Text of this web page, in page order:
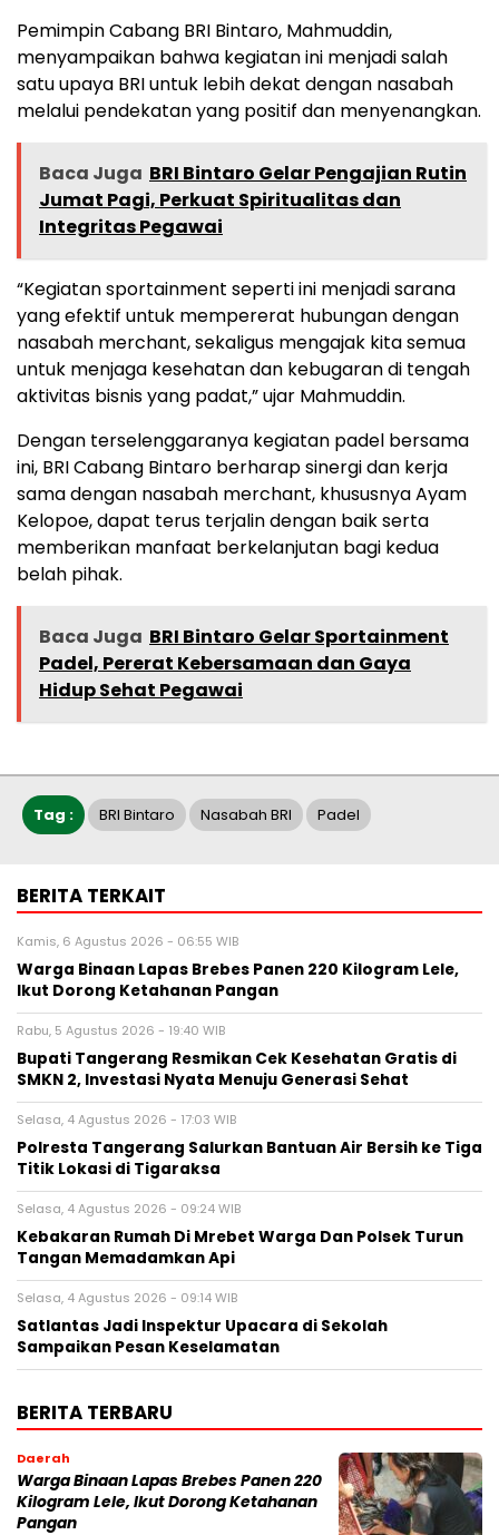
Pemimpin Cabang BRI Bintaro, Mahmuddin,
menyampaikan bahwa kegiatan ini menjadi salah
satu upaya BRI untuk lebih dekat dengan nasabah
melalui pendekatan yang positif dan menyenangkan.
Baca Juga BRI Bintaro Gelar Pengajian Rutin
Jumat Pagi, Perkuat Spiritualitas dan
Integritas Pegawai
“Kegiatan sportainment seperti ini menjadi sarana
yang efektif untuk mempererat hubungan dengan
nasabah merchant, sekaligus mengajak kita semua
untuk menjaga kesehatan dan kebugaran di tengah
aktivitas bisnis yang padat,” ujar Mahmuddin.
Dengan terselenggaranya kegiatan padel bersama
ini, BRI Cabang Bintaro berharap sinergi dan kerja
sama dengan nasabah merchant, khususnya Ayam
Kelopoe, dapat terus terjalin dengan baik serta
memberikan manfaat berkelanjutan bagi kedua
belah pihak.
Baca Juga BRI Bintaro Gelar Sportainment
Padel, Pererat Kebersamaan dan Gaya
Hidup Sehat Pegawai
Tag : BRI Bintaro Nasabah BRI Padel
BERITA TERKAIT
Kamis, 6 Agustus 2026 - 06:55 WIB
Warga Binaan Lapas Brebes Panen 220 Kilogram Lele,
Ikut Dorong Ketahanan Pangan
Rabu, 5 Agustus 2026 - 19:40 WIB
‎Bupati Tangerang Resmikan Cek Kesehatan Gratis di
SMKN 2, Investasi Nyata Menuju Generasi Sehat
Selasa, 4 Agustus 2026 - 17:03 WIB
Polresta Tangerang Salurkan Bantuan Air Bersih ke Tiga
Titik Lokasi di Tigaraksa
Selasa, 4 Agustus 2026 - 09:24 WIB
Kebakaran Rumah Di Mrebet Warga Dan Polsek Turun
Tangan Memadamkan Api
Selasa, 4 Agustus 2026 - 09:14 WIB
Satlantas Jadi Inspektur Upacara di Sekolah
Sampaikan Pesan Keselamatan
BERITA TERBARU
Daerah
Warga Binaan Lapas Brebes Panen 220
Kilogram Lele, Ikut Dorong Ketahanan
Pangan